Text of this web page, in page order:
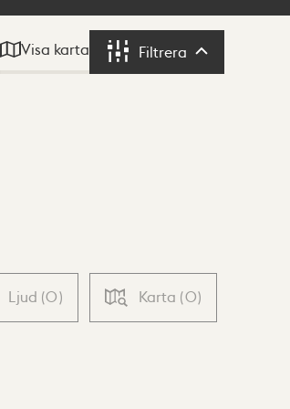
Visa karta Filtrera Filtrera
Ljud (0) Karta (0)